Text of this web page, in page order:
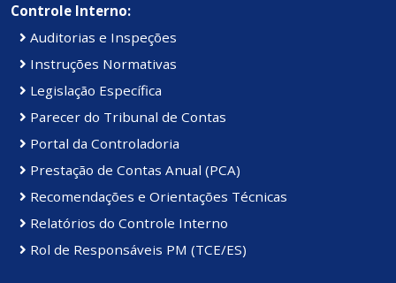
Controle Interno:
Auditorias e Inspeções
Instruções Normativas
Legislação Específica
Parecer do Tribunal de Contas
Portal da Controladoria
Prestação de Contas Anual (PCA)
Recomendações e Orientações Técnicas
Relatórios do Controle Interno
Rol de Responsáveis PM (TCE/ES)